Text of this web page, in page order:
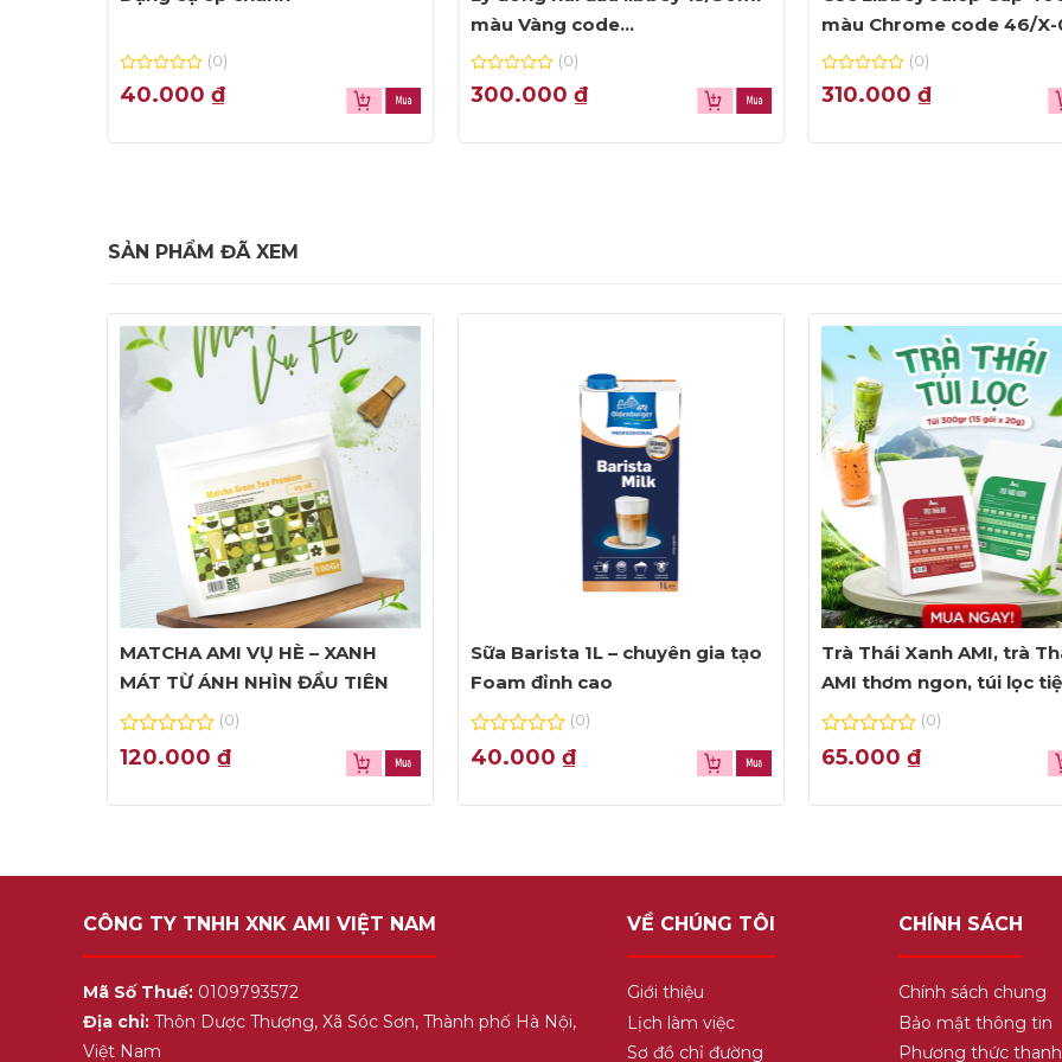
0
out
5
(0)
40.000₫
màu Vàng code
46/PROMEGJIG-RG-WORL
0
out
5
(0)
300.000₫
màu Chrome code 46/X-
0
out
5
(0)
310.000 ₫
SẢN PHẨM ĐÃ XEM
MATCHA AMI VỤ HÈ – XANH
MÁT TỪ ÁNH NHÌN ĐẦU TIÊN
0
out
5
(0)
120.000₫
Sữa Barista 1L – chuyên gia tạo
Foam đỉnh cao
0
out
5
(0)
40.000₫
Trà Thái Xanh AMI, trà
AMI thơm ngon, túi lọc
dụng
0
out
5
(0)
65.000 ₫
CÔNG TY TNHH XNK AMI VIỆT NAM
Mã Số Thuế: 0109793572
Địa chỉ: Thôn Dược Thượng, Xã Sóc Sơn, Thành phố Hà Nội,
Việt Nam
VỀ CHÚNG TÔI
Giới thiệu
Lịch làm việc
Sơ đồ chỉ đường
CHÍNH SÁCH
Chính sách chung
Bảo mật thông tin
Phương thức